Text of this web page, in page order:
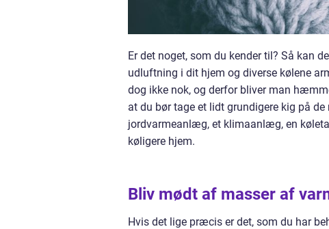
Er det noget, som du kender til? Så kan
udluftning i dit hjem og diverse kølene
dog ikke nok, og derfor bliver man
at du bør tage et lidt grundigere kig på
jordvarmeanlæg, et klimaanlæg, en
køligere hjem.
Bliv mødt af masser af
Hvis det lige præcis er det, som du har